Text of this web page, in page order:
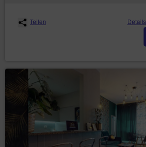
Teilen Details